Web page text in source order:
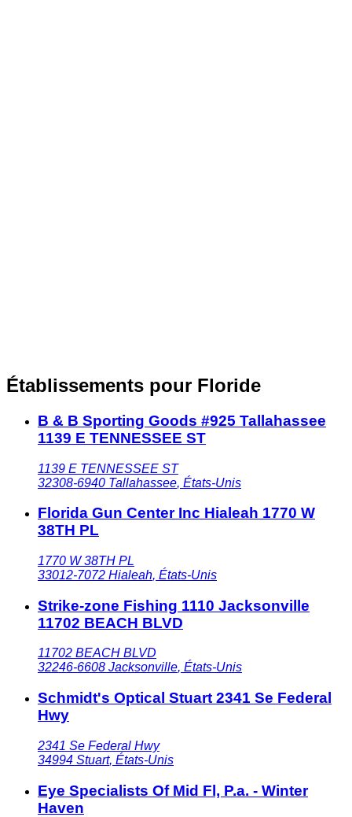
Établissements pour Floride
B & B Sporting Goods #925 Tallahassee
1139 E TENNESSEE ST
1139 E TENNESSEE ST
32308-6940 Tallahassee, États-Unis
Florida Gun Center Inc Hialeah 1770 W
38TH PL
1770 W 38TH PL
33012-7072 Hialeah, États-Unis
Strike-zone Fishing 1110 Jacksonville
11702 BEACH BLVD
11702 BEACH BLVD
32246-6608 Jacksonville, États-Unis
Schmidt's Optical Stuart 2341 Se Federal
Hwy
2341 Se Federal Hwy
34994 Stuart, États-Unis
Eye Specialists Of Mid Fl, P.a. - Winter
Haven